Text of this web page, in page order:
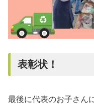
表彰状！
最後に代表のお子さん